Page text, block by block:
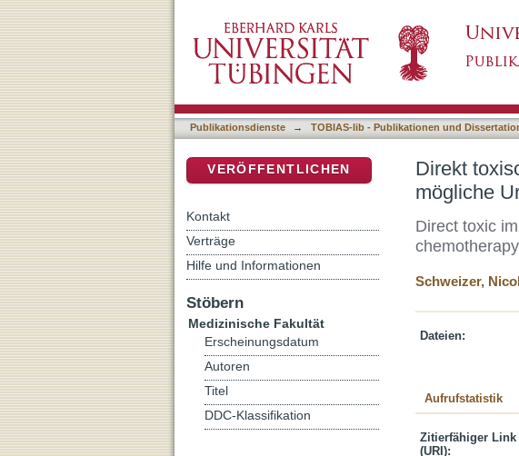
chemotherapieinduzierter Anämie
Publikationsdienste → TOBIAS-lib - Publikationen und
Direkt
mögliche
Direct toxic
Schweizer,
Dateien:
Aufrufstatistik
Zitierfähiger Link
(URI):
VERÖFFENTLICHEN
Kontakt
Verträge
Hilfe und Informationen
Stöbern
Medizinische Fakultät
Erscheinungsdatum
Autoren
Titel
DDC-Klassifikation